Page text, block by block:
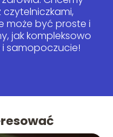
może być proste i
jak kompleksowo
i samopoczucie!